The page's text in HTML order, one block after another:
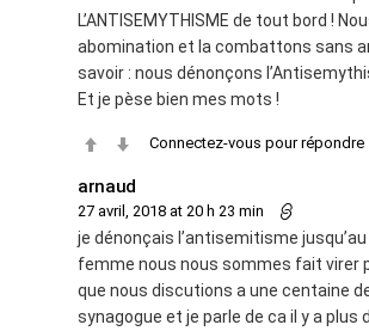
L’ANTISEMYTHISME de tout bord !
abomination et la combattons sans
savoir : nous dénonçons
Et je pèse bien mes mots !
Connectez-vous pour répondre
arnaud
27 avril, 2018 at 20 h 23 min
je dénonçais l’antisemitisme
femme nous nous sommes fait virer
que nous discutions a une centaine
synagogue et je parle de ca il y a plus